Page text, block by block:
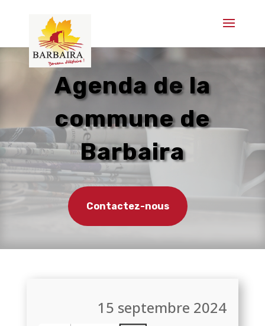
Agenda de la
commune de
Barbaira
Contactez-nous
15 septembre 2024